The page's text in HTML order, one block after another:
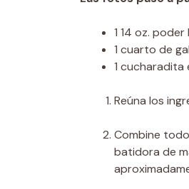
1 14 oz. poder
1 cuarto de
1 cucharadita
Reúna los
Combine
batidora de